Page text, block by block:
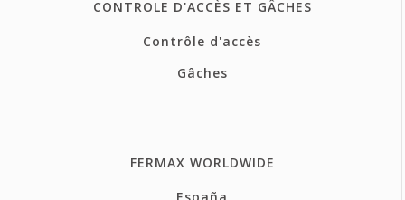
CONTROLE D'ACCÈS ET GÂCHES
Contrôle d'accès
Gâches
FERMAX WORLDWIDE